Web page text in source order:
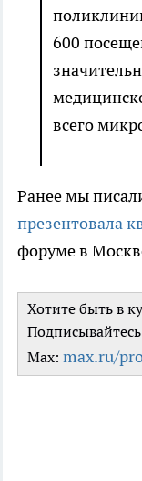
600
всего
Ранее мы
презентовала
форуме в
Хотите быть в
Max: max.ru/